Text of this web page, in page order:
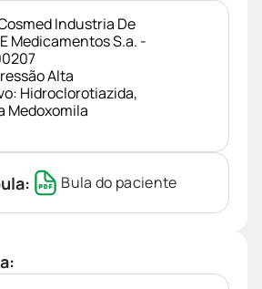
Industria De
Medicamentos S.a. -
Alta
Hidroclorotiazida,
Medoxomila
Bula do paciente